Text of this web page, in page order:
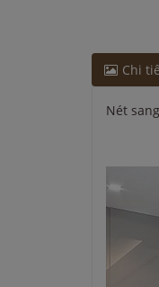
Chi
Nét